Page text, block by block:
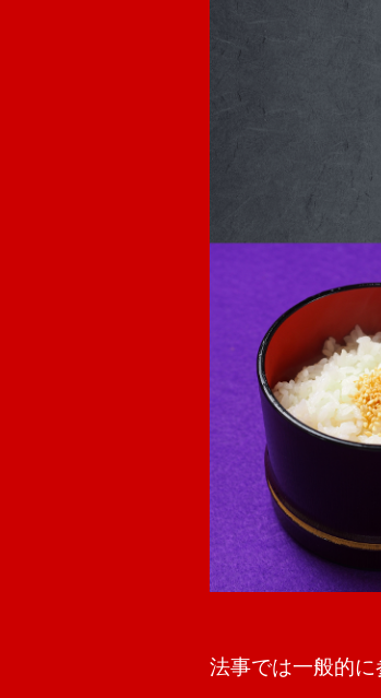
法事では一般的に